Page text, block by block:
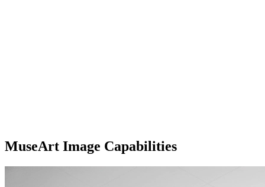
MuseArt Image Capabilities